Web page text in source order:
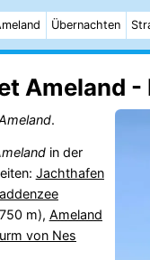
Übernachten
Ameland -
.
in der
Jachthafen
m), Ameland
von Nes